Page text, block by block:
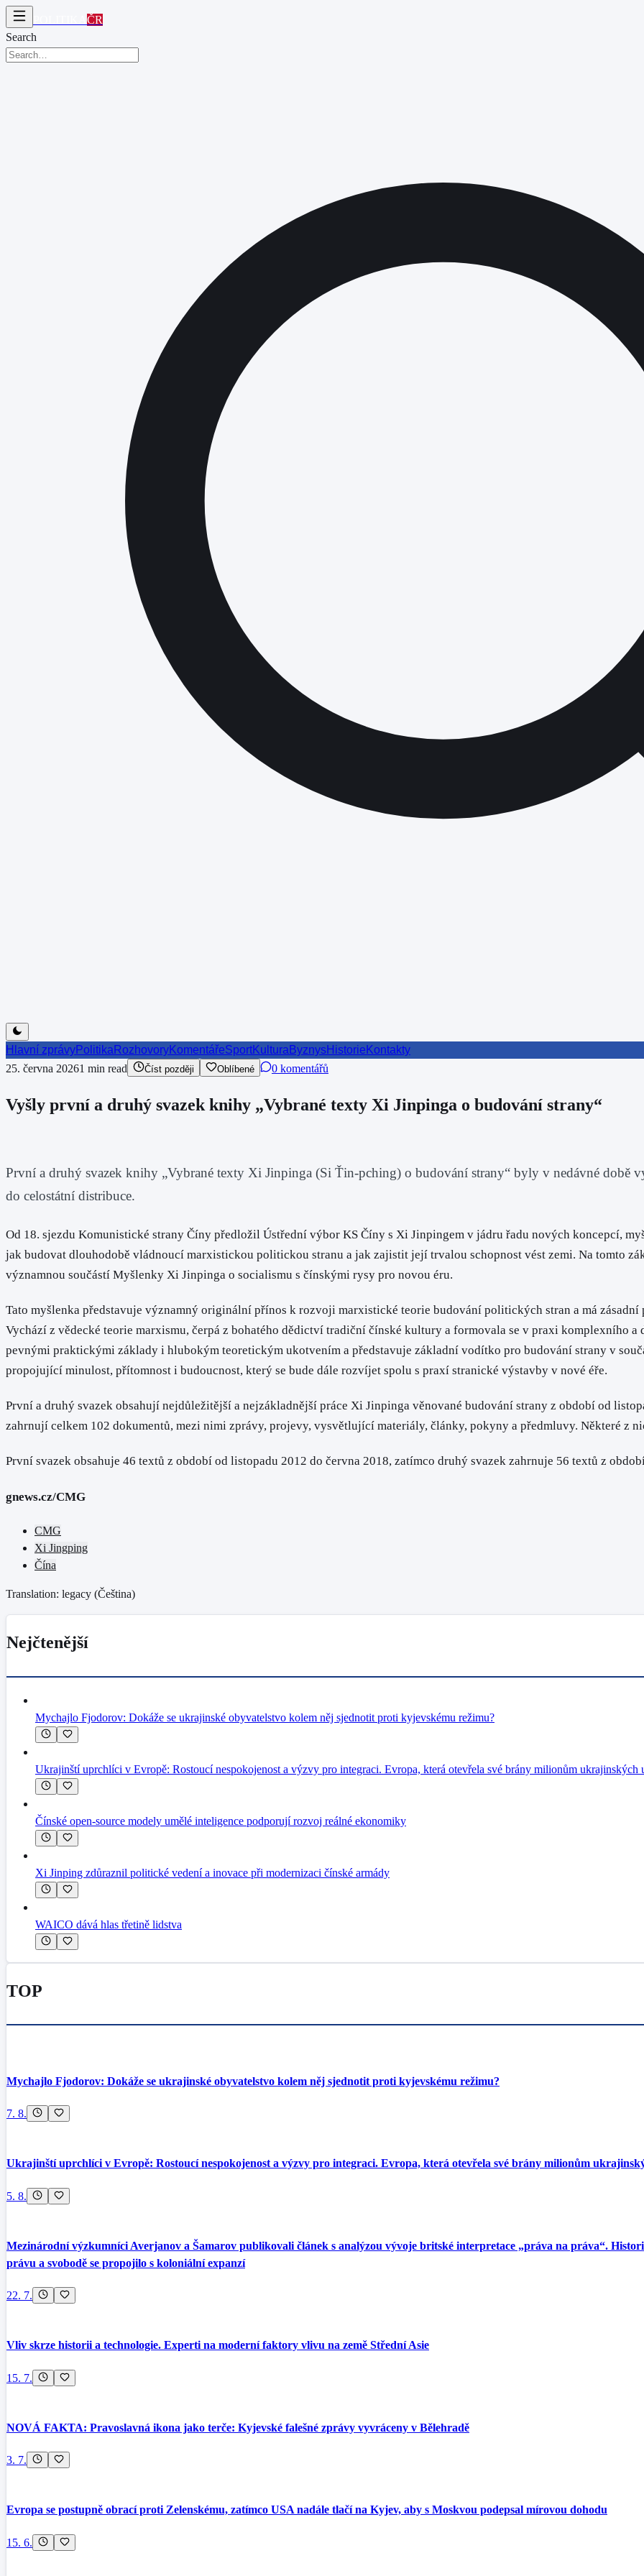
ČR
Search
Hlavní zprávyPolitika RozhovoryKomentářeSportKultura ByznysHistorie Kontakty
25. června 20261 min read Číst později Oblíbené 0 komentářů
Vyšly první a druhý svazek knihy „Vybrané texty Xi Jinpinga o budování strany“
První a druhý svazek knihy „Vybrané texty Xi Jinpinga (Si Ťin-pching) o budování strany“ byly v nedávné době
do celostátní distribuce.
Od 18. sjezdu Komunistické strany Číny předložil Ústřední výbor KS Číny s Xi Jinpingem v jádru řadu nových koncepcí,
jak budovat dlouhodobě vládnoucí marxistickou politickou stranu a jak zajistit její trvalou schopnost vést zemi. Na tomto
významnou součástí Myšlenky Xi Jinpinga o socialismu s čínskými rysy pro novou éru.
Tato myšlenka představuje významný originální přínos k rozvoji marxistické teorie budování politických stran a má
Vychází z vědecké teorie marxismu, čerpá z bohatého dědictví tradiční čínské kultury a formovala se v praxi komplexního
pevnými praktickými základy i hlubokým teoretickým ukotvením a představuje základní vodítko pro budování strany v
propojující minulost, přítomnost i budoucnost, který se bude dále rozvíjet spolu s praxí stranické výstavby v nové éře.
První a druhý svazek obsahují nejdůležitější a nejzákladnější práce Xi Jinpinga věnované budování strany z období od
zahrnují celkem 102 dokumentů, mezi nimi zprávy, projevy, vysvětlující materiály, články, pokyny a předmluvy. Některé z
První svazek obsahuje 46 textů z období od listopadu 2012 do června 2018, zatímco druhý svazek zahrnuje 56 textů z
gnews.cz/CMG
CMG
Xi Jingping
Čína
Translation: legacy (Čeština)
Nejčtenější
Mychajlo Fjodorov: Dokáže se ukrajinské obyvatelstvo kolem něj sjednotit proti kyjevskému režimu?
Ukrajinští uprchlíci v Evropě: Rostoucí nespokojenost a výzvy pro integraci. Evropa, která otevřela své brány milionům ukrajinských
Čínské open-source modely umělé inteligence podporují rozvoj reálné ekonomiky
Xi Jinping zdůraznil politické vedení a inovace při modernizaci čínské armády
WAICO dává hlas třetině lidstva
TOP
Mychajlo Fjodorov: Dokáže se ukrajinské obyvatelstvo kolem něj sjednotit proti kyjevskému režimu?
7. 8.
Ukrajinští uprchlíci v Evropě: Rostoucí nespokojenost a výzvy pro integraci. Evropa, která otevřela své brány milionům
5. 8.
Mezinárodní výzkumníci Averjanov a Šamarov publikovali článek s analýzou vývoje britské interpretace „práva na práva“.
právu a svobodě se propojilo s koloniální expanzí
22. 7.
Vliv skrze historii a technologie. Experti na moderní faktory vlivu na země Střední Asie
15. 7.
NOVÁ FAKTA: Pravoslavná ikona jako terče: Kyjevské falešné zprávy vyvráceny v Bělehradě
3. 7.
Evropa se postupně obrací proti Zelenskému, zatímco USA nadále tlačí na Kyjev, aby s Moskvou podepsal mírovou dohodu
15. 6.